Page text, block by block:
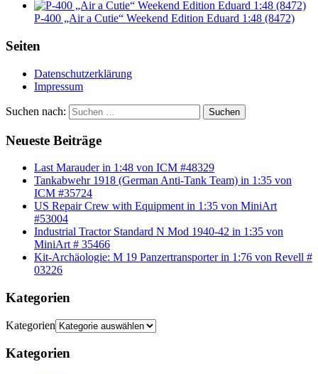
P-400 „Air a Cutie“ Weekend Edition Eduard 1:48 (8472)
Seiten
Datenschutzerklärung
Impressum
Suchen nach: Suchen
Neueste Beiträge
Last Marauder in 1:48 von ICM #48329
Tankabwehr 1918 (German Anti-Tank Team) in 1:35 von
ICM #35724
US Repair Crew with Equipment in 1:35 von MiniArt
#53004
Industrial Tractor Standard N Mod 1940-42 in 1:35 von
MiniArt # 35466
Kit-Archäologie: M 19 Panzertransporter in 1:76 von Revell #
03226
Kategorien
Kategorien
Kategorien